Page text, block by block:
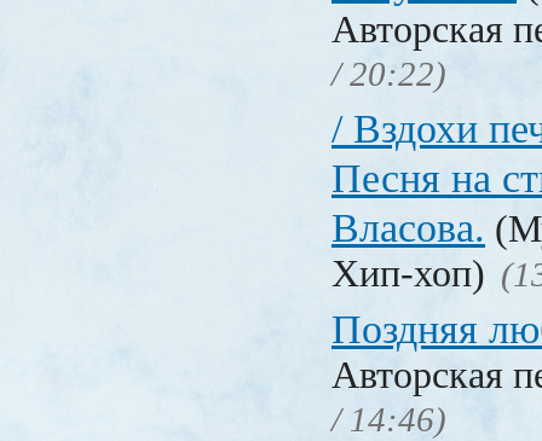
Авторская
/ 20:22)
/ Вздохи
Песня на
Власова.
Хип-хоп)
Поздняя
Авторская
/ 14:46)